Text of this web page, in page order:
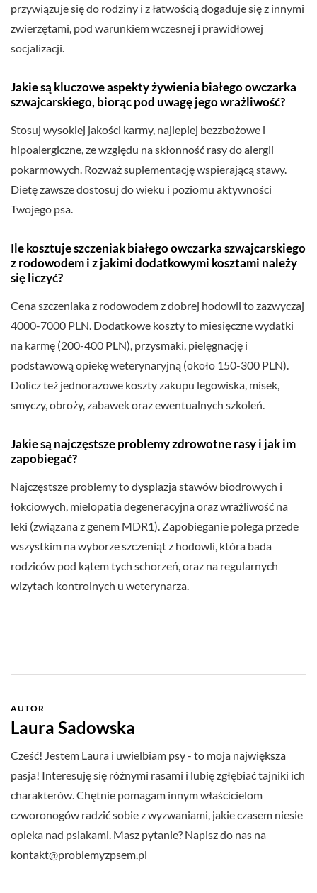
przywiązuje się do rodziny i z łatwością dogaduje się z innymi
zwierzętami, pod warunkiem wczesnej i prawidłowej
socjalizacji.
Jakie są kluczowe aspekty żywienia białego owczarka
szwajcarskiego, biorąc pod uwagę jego wrażliwość?
Stosuj wysokiej jakości karmy, najlepiej bezzbożowe i
hipoalergiczne, ze względu na skłonność rasy do alergii
pokarmowych. Rozważ suplementację wspierającą stawy.
Dietę zawsze dostosuj do wieku i poziomu aktywności
Twojego psa.
Ile kosztuje szczeniak białego owczarka szwajcarskiego
z rodowodem i z jakimi dodatkowymi kosztami należy
się liczyć?
Cena szczeniaka z rodowodem z dobrej hodowli to zazwyczaj
4000-7000 PLN. Dodatkowe koszty to miesięczne wydatki
na karmę (200-400 PLN), przysmaki, pielęgnację i
podstawową opiekę weterynaryjną (około 150-300 PLN).
Dolicz też jednorazowe koszty zakupu legowiska, misek,
smyczy, obroży, zabawek oraz ewentualnych szkoleń.
Jakie są najczęstsze problemy zdrowotne rasy i jak im
zapobiegać?
Najczęstsze problemy to dysplazja stawów biodrowych i
łokciowych, mielopatia degeneracyjna oraz wrażliwość na
leki (związana z genem MDR1). Zapobieganie polega przede
wszystkim na wyborze szczeniąt z hodowli, która bada
rodziców pod kątem tych schorzeń, oraz na regularnych
wizytach kontrolnych u weterynarza.
AUTOR
Laura Sadowska
Cześć! Jestem Laura i uwielbiam psy - to moja największa
pasja! Interesuję się różnymi rasami i lubię zgłębiać tajniki ich
charakterów. Chętnie pomagam innym właścicielom
czworonogów radzić sobie z wyzwaniami, jakie czasem niesie
opieka nad psiakami. Masz pytanie? Napisz do nas na
kontakt@problemyzpsem.pl